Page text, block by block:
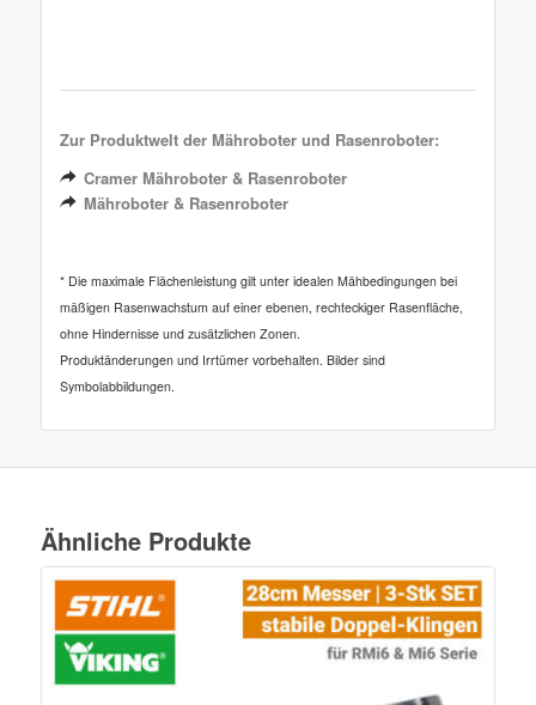
Zur Produktwelt der Mähroboter und Rasenroboter:
Cramer Mähroboter & Rasenroboter
Mähroboter & Rasenroboter
* Die maximale Flächenleistung gilt unter idealen Mähbedingungen bei
mäßigen Rasenwachstum auf einer ebenen, rechteckiger Rasenfläche,
ohne Hindernisse und zusätzlichen Zonen.
Produktänderungen und Irrtümer vorbehalten. Bilder sind
Symbolabbildungen.
Ähnliche Produkte